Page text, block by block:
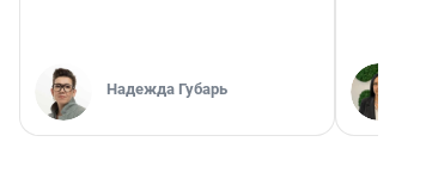
Надежда Губарь